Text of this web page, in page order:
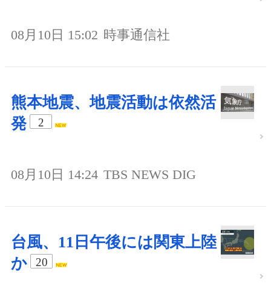
08月10日 15:02 時事通信社
熊本地震、地震活動は依然活
発
2
08月10日 14:24 TBS NEWS DIG
台風、11日午後には関東上陸
か
20